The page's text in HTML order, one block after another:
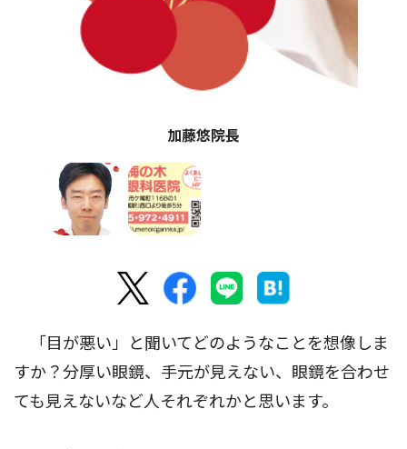
加藤悠院長
「目が悪い」と聞いてどのようなことを想像しま
すか？分厚い眼鏡、手元が見えない、眼鏡を合わせ
ても見えないなど人それぞれかと思います。